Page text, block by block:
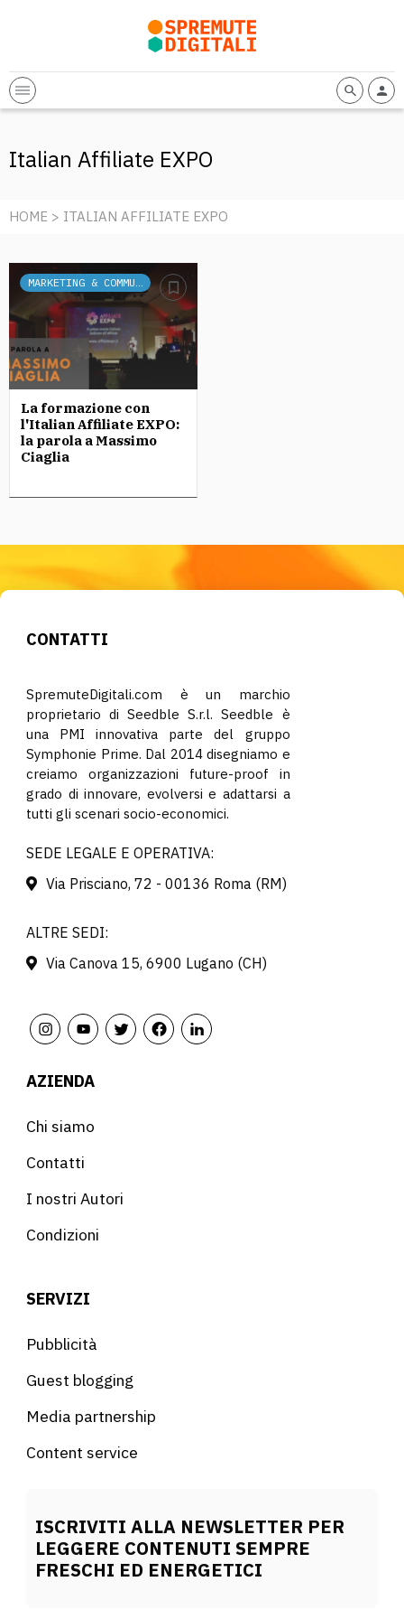
Italian Affiliate EXPO
HOME > ITALIAN AFFILIATE EXPO
MARKETING & COMMUNICATION
La formazione con
l'Italian Affiliate EXPO:
la parola a Massimo
Ciaglia
CONTATTI
SpremuteDigitali.com è un marchio
proprietario di Seedble S.r.l. Seedble è
una PMI innovativa parte del gruppo
Symphonie Prime. Dal 2014 disegniamo e
creiamo organizzazioni future-proof in
grado di innovare, evolversi e adattarsi a
tutti gli scenari socio-economici.
SEDE LEGALE E OPERATIVA:
Via Prisciano, 72 - 00136 Roma (RM)
ALTRE SEDI:
Via Canova 15, 6900 Lugano (CH)
AZIENDA
Chi siamo
Contatti
I nostri Autori
Condizioni
SERVIZI
Pubblicità
Guest blogging
Media partnership
Content service
ISCRIVITI ALLA NEWSLETTER PER
LEGGERE CONTENUTI SEMPRE
FRESCHI ED ENERGETICI